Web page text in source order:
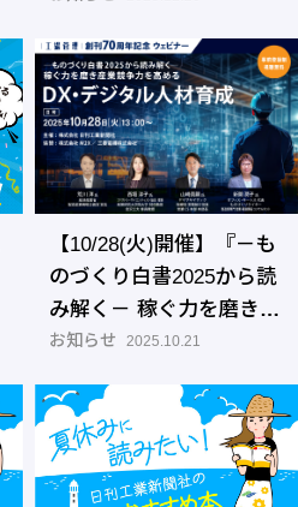
【10/28(火)開催】『－も
のづくり白書2025から読
み解く－ 稼ぐ力を磨き産
業競争力を高める DX・
ビナー
お知らせ 2025.10.21